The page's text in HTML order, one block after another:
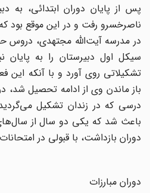
پس از پایان دوران ابتدائی، به
ناصرخسرو رفت و در این موقع بود که
در مدرسه آیت‌الله مجتهدی، دروس
سیکل اول دبیرستان را به پایان
تشکیلاتی روی آورد و با آنکه این
باز ماندن وی از ادامه تحصیل شد،
درسی که در زندان تشکیل
باعث شد که یکی دو سال از سال‌های
دوران بازداشت، با قبولی در
دوران مبارزات